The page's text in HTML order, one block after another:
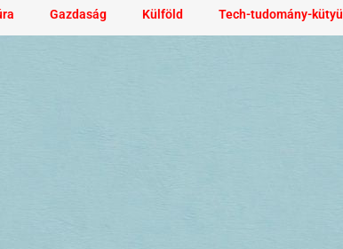
Gazdaság Külföld Tech-tudomány-kütyü